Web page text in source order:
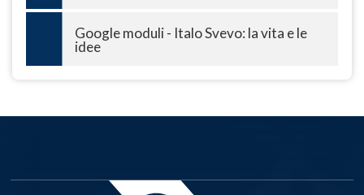
Google moduli - Italo Svevo: la vita e le
idee